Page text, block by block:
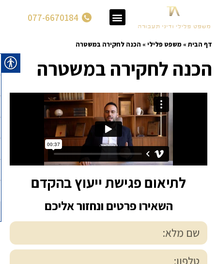
077-6670184
דף הבית » משפט פלילי » הכנה לחקירה במשטרה
הכנה לחקירה במשטרה
לתיאום פגישת ייעוץ בהקדם
השאירו פרטים ונחזור אליכם